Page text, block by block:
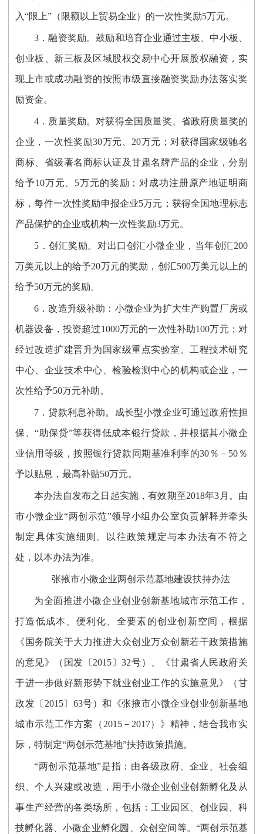
入“限上”（限额以上贸易企业）的一次性奖励5万元。
3．融资奖励。鼓励和培育企业通过主板、中小板、
创业板、新三板及区域股权交易中心开展股权融资，实
现上市或成功融资的按照市级直接融资奖励办法落实奖
励资金。
4．质量奖励。对获得全国质量奖、省政府质量奖的
企业，一次性奖励30万元、20万元；对获得国家级驰名
商标、省级著名商标认证及甘肃名牌产品的企业，分别
给予10万元、5万元的奖励；对成功注册原产地证明商
标，每件一次性奖励申报企业5万元；获得全国地理标志
产品保护的企业或机构一次性奖励3万元。
5．创汇奖励。对出口创汇小微企业，当年创汇200
万美元以上的给予20万元的奖励，创汇500万美元以上的
给予50万元的奖励。
6．改造升级补助：小微企业为扩大生产购置厂房或
机器设备，投资超过1000万元的一次性补助100万元；对
经过改造扩建晋升为国家级重点实验室、工程技术研究
中心、企业技术中心、检验检测中心的机构或企业，一
次性给予50万元补助。
7．贷款利息补助。成长型小微企业可通过政府性担
保、“助保贷”等获得低成本银行贷款，并根据其小微企
业信用等级，按照银行贷款同期基准利率的30％－50％
予以贴息，最高补贴50万元。
本办法自发布之日起实施，有效期至2018年3月。由
市小微企业“两创示范”领导小组办公室负责解释并牵头
制定具体实施细则。以往政策规定与本办法有不符之
处，以本办法为准。
张掖市小微企业两创示范基地建设扶持办法
为全面推进小微企业创业创新基地城市示范工作，
打造低成本、便利化、全要素的创业创新空间，根据
《国务院关于大力推进大众创业万众创新若干政策措施
的意见》（国发〔2015〕32号）、《甘肃省人民政府关
于进一步做好新形势下就业创业工作的实施意见》（甘
政发〔2015〕63号）和《张掖市小微企业创业创新基地
城市示范工作方案（2015－2017）》精神，结合我市实
际，特制定“两创示范基地”扶持政策措施。
“两创示范基地”是指：由各级政府、企业、社会组
织、个人兴建或改造，用于小微企业创业创新孵化及从
事生产经营的各类场所，包括：工业园区、创业园、科
技孵化器、小微企业孵化园、众创空间等。“两创示范基